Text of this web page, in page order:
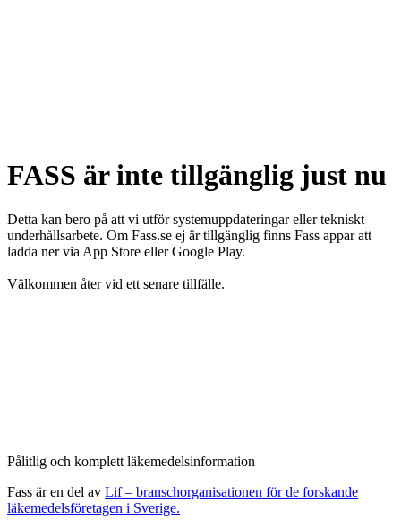
FASS är inte tillgänglig just nu
Detta kan bero på att vi utför systemuppdateringar eller tekniskt
underhållsarbete. Om Fass.se ej är tillgänglig finns Fass appar att
ladda ner via App Store eller Google Play.
Välkommen åter vid ett senare tillfälle.
Pålitlig och komplett läkemedelsinformation
Fass är en del av Lif – branschorganisationen för de forskande
läkemedelsföretagen i Sverige.